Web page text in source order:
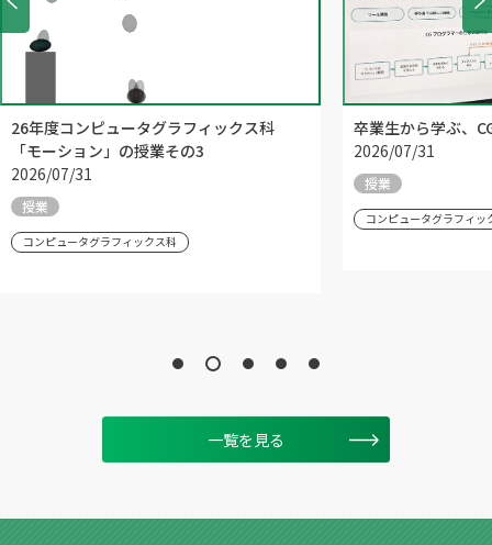
26年度コンピュータグラフィックス科
「モーション」の授業その3
2026/07/31
授業
コンピュータグラフィックス科
卒業生から学ぶ、
2026/07/31
授業
コンピュータグラフィッ
一覧を見る